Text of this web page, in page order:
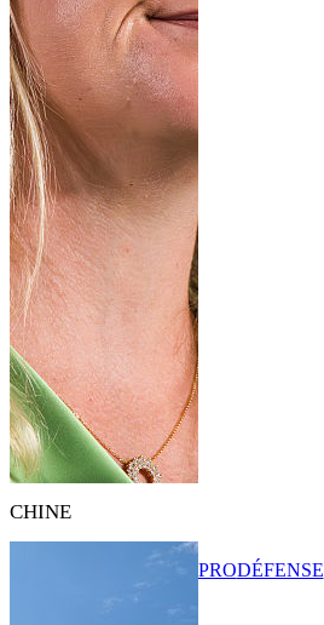
CHINE
PRODÉFENSE